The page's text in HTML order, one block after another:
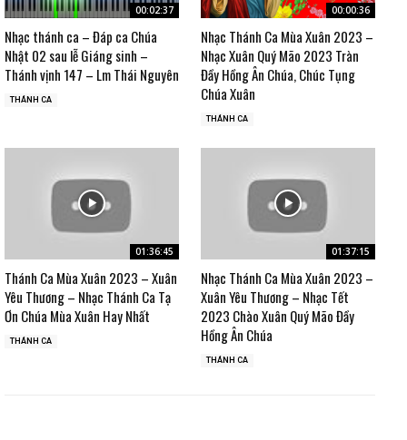
00:02:37
Nhạc thánh ca – Đáp ca Chúa
Nhật 02 sau lễ Giáng sinh –
Thánh vịnh 147 – Lm Thái Nguyên
THÁNH CA
00:00:36
Nhạc Thánh Ca Mùa Xuân 2023 –
Nhạc Xuân Quý Mão 2023 Tràn
Đầy Hồng Ân Chúa, Chúc Tụng
Chúa Xuân
THÁNH CA
01:36:45
Thánh Ca Mùa Xuân 2023 – Xuân
Yêu Thương – Nhạc Thánh Ca Tạ
Ơn Chúa Mùa Xuân Hay Nhất
THÁNH CA
01:37:15
Nhạc Thánh Ca Mùa Xuân 2023 –
Xuân Yêu Thương – Nhạc Tết
2023 Chào Xuân Quý Mão Đầy
Hồng Ân Chúa
THÁNH CA